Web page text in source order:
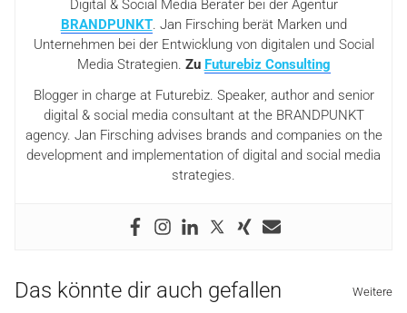
Digital & Social Media Berater bei der Agentur
BRANDPUNKT. Jan Firsching berät Marken und
Unternehmen bei der Entwicklung von digitalen und Social
Media Strategien. Zu Futurebiz Consulting
Blogger in charge at Futurebiz. Speaker, author and senior
digital & social media consultant at the BRANDPUNKT
agency. Jan Firsching advises brands and companies on the
development and implementation of digital and social media
strategies.
Das könnte dir auch gefallen Weitere